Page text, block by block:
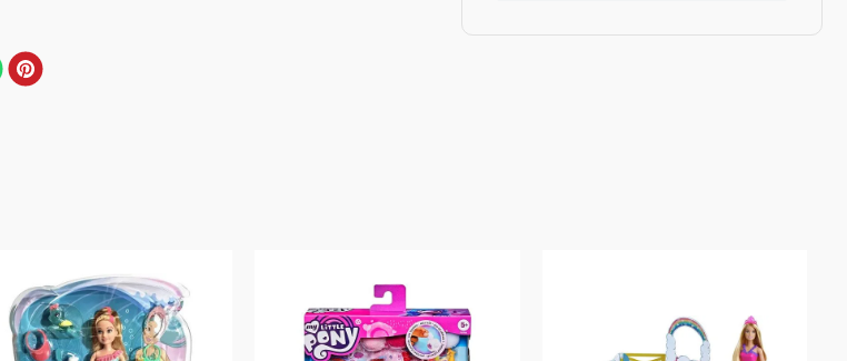
2023 OCP 0061
1 Boneca e Acessórios
Contra Defeitos De Fabricação